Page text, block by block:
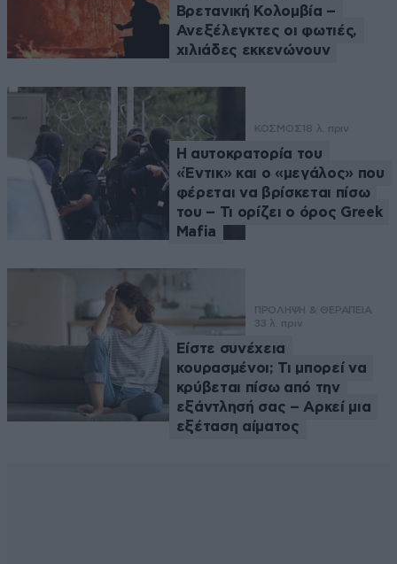
Βρετανική Κολομβία –
Ανεξέλεγκτες οι φωτιές,
χιλιάδες εκκενώνουν
ΚΟΣΜΟΣ 18 λ. πριν
Η αυτοκρατορία του
«Έντικ» και ο «μεγάλος» που
φέρεται να βρίσκεται πίσω
του – Τι ορίζει ο όρος Greek
Mafia
ΠΡΟΛΗΨΗ & ΘΕΡΑΠΕΙΑ
33 λ. πριν
Είστε συνέχεια
κουρασμένοι; Τι μπορεί να
κρύβεται πίσω από την
εξάντλησή σας – Αρκεί μια
εξέταση αίματος